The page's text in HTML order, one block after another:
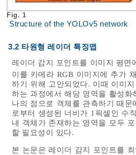
Fig. 1
Structure of the YOLOv5 network
3.2 타원형 레이더 특징맵
레이더 감지 포인트를 이미지 평
이를 카메라 RGB 이미지에 추가
하기 위해 고안되었다. 이때 이미
하는 과정에서 해당 영역을 활성
나의 점으로 객체를 관측하기 때
로부터 생성된 너비가 1픽셀인 수
내 객체가 존재하는 영역을 모두
할 필요성이 있다.
본 논문은 레이더 감지 포인트를